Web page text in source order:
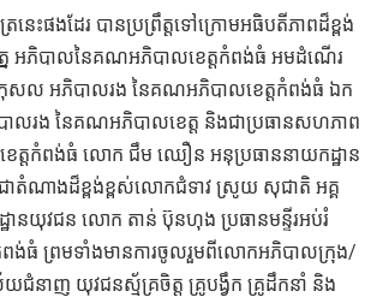
រ័ត្រនេះផងដែរ បានប្រព្រឹត្តទៅក្រោមអធិបតីភាពដ៏ខ្ពង់
ត្ន អភិបាលនៃគណអភិបាលខេត្តកំពង់ធំ អមដំណើរ
សល អភិបាលរង នៃគណអភិបាលខេត្តកំពង់ធំ ឯក
បាលរង នៃគណអភិបាលខេត្ត និងជាប្រធានសហភាព
េត្តកំពង់ធំ លោក ជឹម ឈឿន អនុប្រធាននាយកដ្ឋាន
ាតំណាងដ៏ខ្ពង់ខ្ពស់លោកជំទាវ ស្រូយ សុជាតិ អគ្គ
ឋានយុវជន លោក តាន់ ប៊ុនហុង ប្រធានមន្ទីរអប់រំ
ពង់ធំ ព្រមទាំងមានការចូលរួមពីលោកអភិបាលក្រុង/
យជំនាញ យុវជនស្ម័គ្រចិត្ត គ្រូបង្វឹក គ្រូដឹកនាំ និង